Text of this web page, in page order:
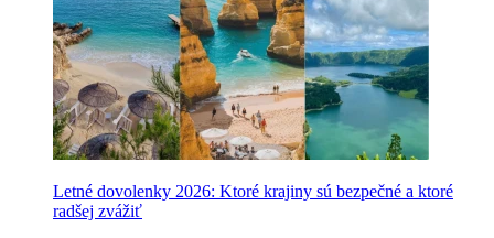
Letné dovolenky 2026: Ktoré krajiny sú bezpečné a ktoré
radšej zvážiť